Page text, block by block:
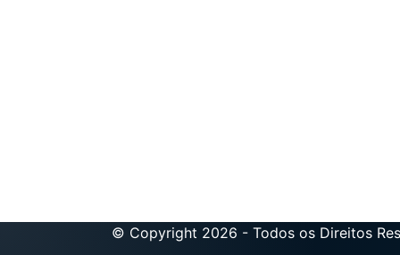
© Copyright 2026 - Todos os Direitos